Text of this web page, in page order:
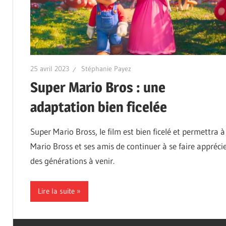
25 avril 2023 Stéphanie Payez
Super Mario Bros : une
adaptation bien ficelée
Super Mario Bross, le film est bien ficelé et permettra à
Mario Bross et ses amis de continuer à se faire
des générations à venir.
Lire la suite